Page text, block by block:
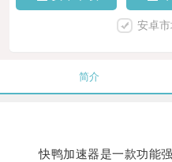
安卓
简介
快鸭加速器是一款功能强